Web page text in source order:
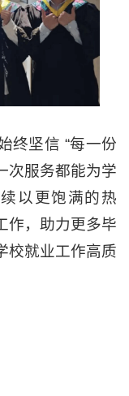
终坚信 “每一份
次服务都能为学
以更饱满的热
作，助力更多毕
校就业工作高质